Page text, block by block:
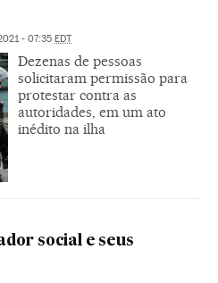
- 07:35 EDT
Dezenas de pessoas
solicitaram permissão para
protestar contra as
autoridades, em um ato
inédito na ilha
social e seus